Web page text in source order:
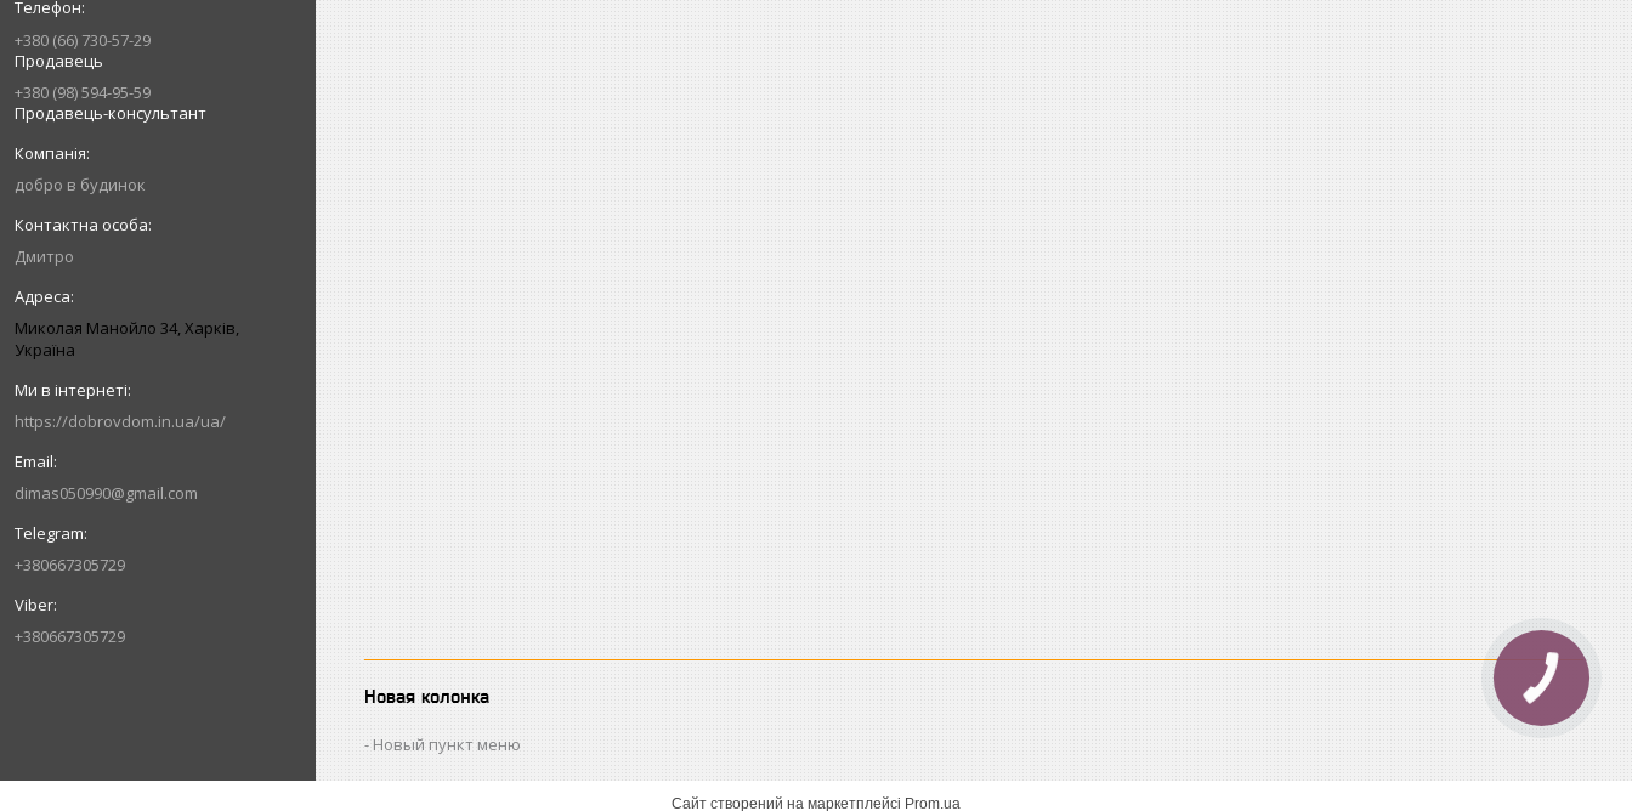
+380 (66) 730-57-29
Продавець
+380 (98) 594-95-59
Продавець-консультант
добро в будинок
Дмитро
Миколая Манойло 34, Харків,
Україна
https://dobrovdom.in.ua/ua/
dimas050990@gmail.com
+380667305729
+380667305729
Новая колонка
Новый пункт меню
Сайт створений на маркетплейсі Prom.ua